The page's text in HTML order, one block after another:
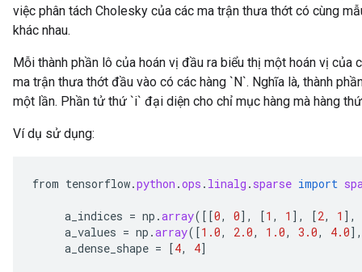
việc phân tách Cholesky của các ma trận thưa thớt có cùng
khác nhau.
Mỗi thành phần lô của hoán vị đầu ra biểu thị một hoán vị của
ma trận thưa thớt đầu vào có các hàng `N`. Nghĩa là, thành
một lần. Phần tử thứ `i` đại diện cho chỉ mục hàng mà hàng
Ví dụ sử dụng:
from tensorflow.python .ops . linalg . sparse import
a_indices = np .array( [[0, 0] , [1 , 1 ] , [2, 1 ] ,
a_values = np .array( [1.0, 2.0, 1.0, 3.0, 4.0] ,
a_dense_shape = [4, 4]